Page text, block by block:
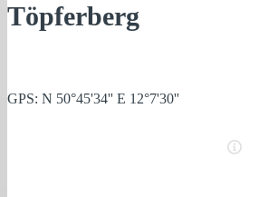
Töpferberg
GPS: N 50°45'34'' E 12°7'30''